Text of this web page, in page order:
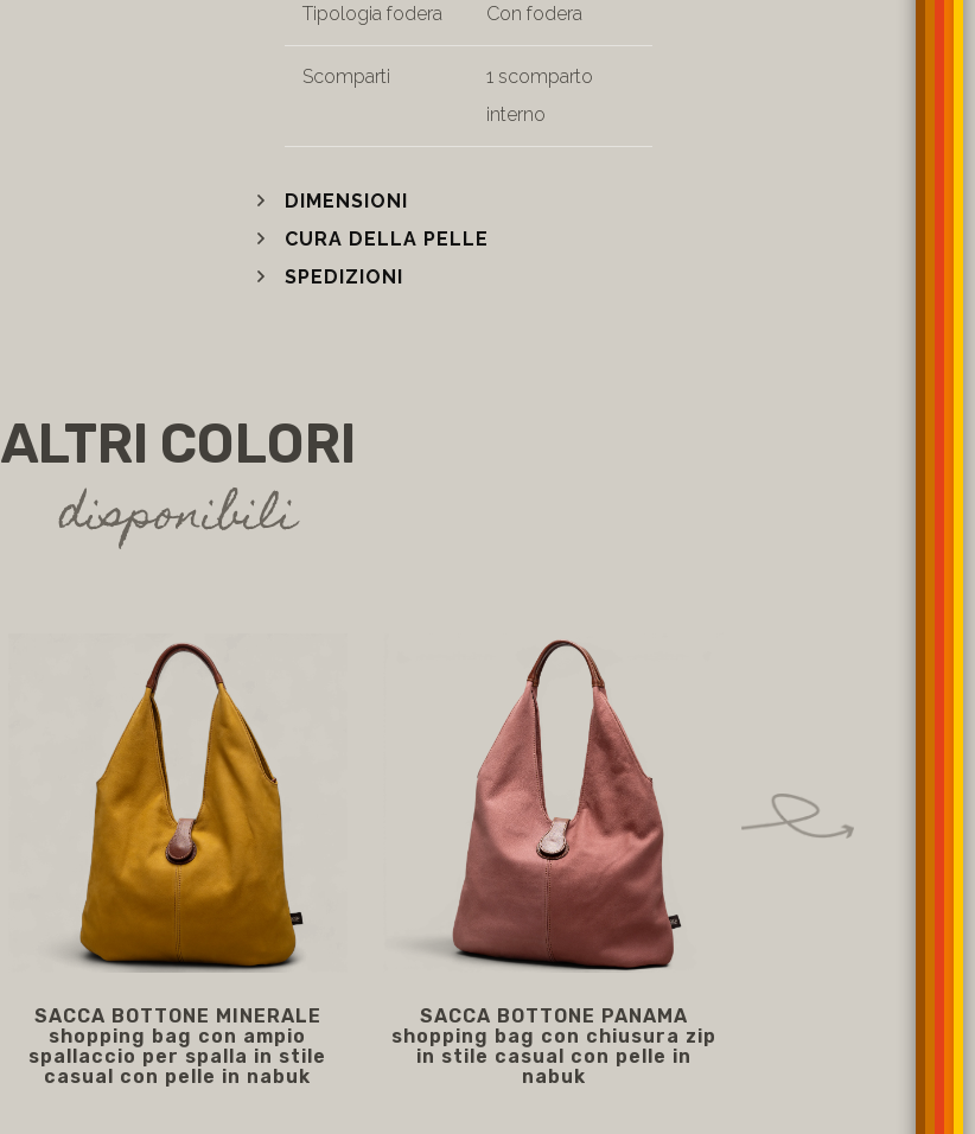
Tipologia fodera Con fodera
Scomparti
1 scomparto
interno
DIMENSIONI
CURA DELLA PELLE
SPEDIZIONI
ALTRI COLORI
disponibili
SACCA BOTTONE MINERALE
shopping bag con ampio
spallaccio per spalla in stile
casual con pelle in nabuk
SACCA BOTTONE PANAMA
shopping bag con chiusura zip
in stile casual con pelle in
nabuk